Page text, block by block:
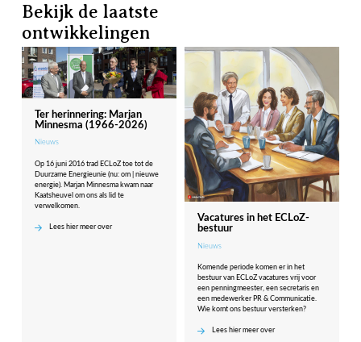
Bekijk de laatste
ontwikkelingen
Ter herinnering: Marjan
Minnesma (1966-2026)
Nieuws
Op 16 juni 2016 trad ECLoZ toe tot de
Duurzame Energieunie (nu: om | nieuwe
energie). Marjan Minnesma kwam naar
Kaatsheuvel om ons als lid te
verwelkomen.
Lees hier meer over
Vacatures in het ECLoZ-
bestuur
Nieuws
Komende periode komen er in het
bestuur van ECLoZ vacatures vrij voor
een penningmeester, een secretaris en
een medewerker PR & Communicatie.
Wie komt ons bestuur versterken?
Lees hier meer over